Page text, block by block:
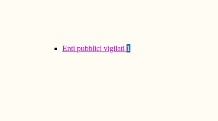
Enti pubblici vigilati 1